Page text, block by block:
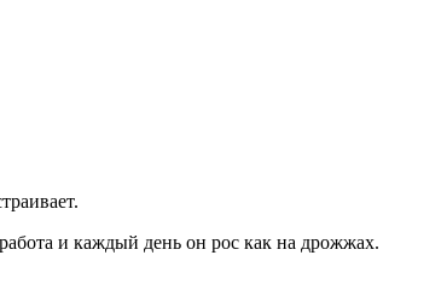
и каждый день он рос как на дрожжах.